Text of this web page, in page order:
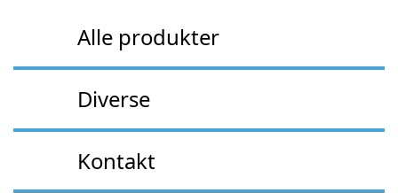
Alle produkter
Diverse
Kontakt